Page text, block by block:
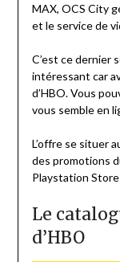
MAX, OCS City
et le service de
C’est ce dernier
intéressant car
d’HBO. Vous
vous semble en
L’offre se situer
des promotions
Playstation
Le
d’HBO